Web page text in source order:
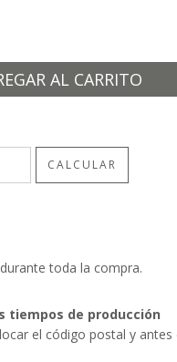
CALCULAR
toda la compra.
tiempos de producción
el código postal y antes